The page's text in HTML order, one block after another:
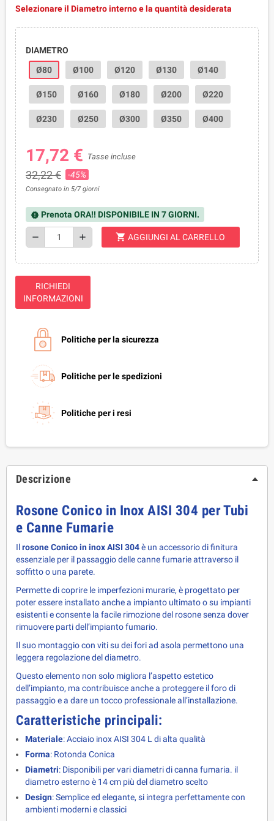
Selezionare il Diametro interno e la quantità desiderata
DIAMETRO
Ø80
Ø100 Ø120 Ø130 Ø140
Ø150 Ø160 Ø180 Ø200 Ø220
Ø230 Ø250 Ø300 Ø350 Ø400
17,72 € Tasse incluse
32,22 € -45%
Consegnato in 5/7 giorni
new_releases Prenota ORA!! DISPONIBILE IN 7 GIORNI.
remove add shopping_cart AGGIUNGI AL CARRELLO
RICHIEDI
INFORMAZIONI
Politiche per la sicurezza
Politiche per le spedizioni
Politiche per i resi
Descrizione
Rosone Conico in Inox AISI 304 per Tubi
e Canne Fumarie
Il rosone Conico in inox AISI 304 è un accessorio di finitura
essenziale per il passaggio delle canne fumarie attraverso il
soffitto o una parete.
Permette di coprire le imperfezioni murarie, è progettato per
poter essere installato anche a impianto ultimato o su impianti
esistenti e consente la facile rimozione del rosone senza dover
rimuovere parti dell’impianto fumario.
Il suo montaggio con viti su dei fori ad asola permettono una
leggera regolazione del diametro.
Questo elemento non solo migliora l’aspetto estetico
dell’impianto, ma contribuisce anche a proteggere il foro di
passaggio e a dare un tocco professionale all’installazione.
Caratteristiche principali:
Materiale: Acciaio inox AISI 304 L di alta qualità
Forma: Rotonda Conica
Diametri: Disponibili per vari diametri di canna fumaria. il
diametro esterno è 14 cm più del diametro scelto
Design: Semplice ed elegante, si integra perfettamente con
ambienti moderni e classici